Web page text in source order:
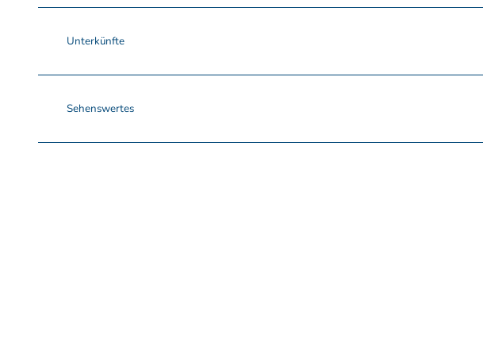
Unterkünfte
Sehenswertes